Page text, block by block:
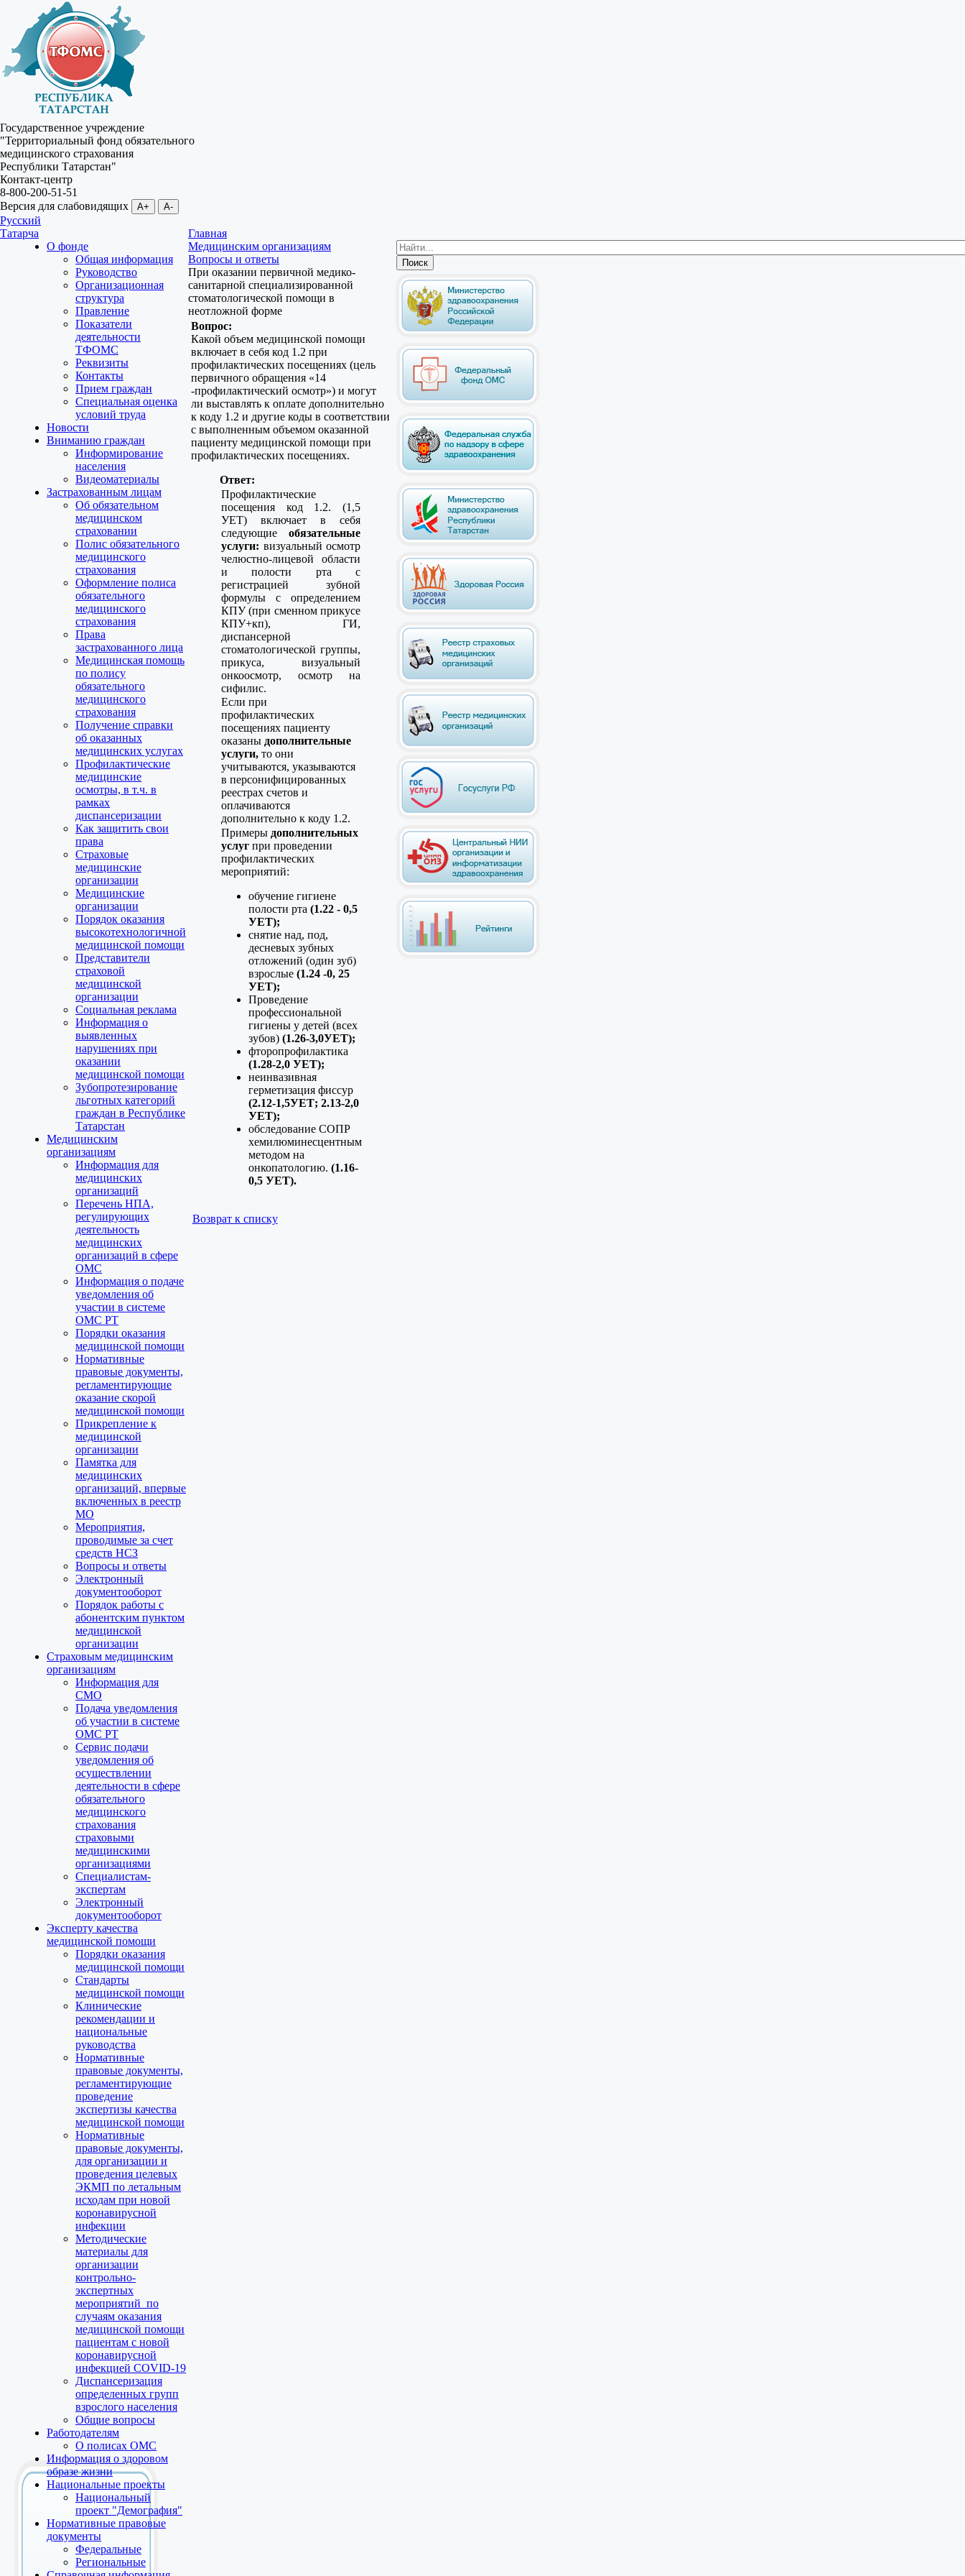
Государственное учреждение
"Территориальный фонд обязательного
медицинского страхования
Республики Татарстан"
Контакт-центр
8-800-200-51-51
Версия для слабовидящих
A+ A-
Русский
Татарча
О фонде
Общая информация
Руководство
Организационная
структура
Правление
Показатели
деятельности
ТФОМС
Реквизиты
Контакты
Прием граждан
Специальная оценка
условий труда
Новости
Вниманию граждан
Информирование
населения
Видеоматериалы
Застрахованным лицам
Об обязательном
медицинском
страховании
Полис обязательного
медицинского
страхования
Оформление полиса
обязательного
медицинского
страхования
Права
застрахованного лица
Медицинская помощь
по полису
обязательного
медицинского
страхования
Получение справки
об оказанных
медицинских услугах
Профилактические
медицинские
осмотры, в т.ч. в
рамках
диспансеризации
Как защитить свои
права
Страховые
медицинские
организации
Медицинские
организации
Порядок оказания
высокотехнологичной
медицинской помощи
Представители
страховой
медицинской
организации
Социальная реклама
Информация о
выявленных
нарушениях при
оказании
медицинской помощи
Зубопротезирование
льготных категорий
граждан в Республике
Татарстан
Медицинским
организациям
Информация для
медицинских
организаций
Перечень НПА,
регулирующих
деятельность
медицинских
организаций в сфере
ОМС
Информация о подаче
уведомления об
участии в системе
ОМС РТ
Порядки оказания
медицинской помощи
Нормативные
правовые документы,
регламентирующие
оказание скорой
медицинской помощи
Прикрепление к
медицинской
организации
Памятка для
медицинских
организаций, впервые
включенных в реестр
МО
Мероприятия,
проводимые за счет
средств НСЗ
Вопросы и ответы
Электронный
документооборот
Порядок работы с
абонентским пунктом
медицинской
организации
Страховым медицинским
организациям
Информация для
СМО
Подача уведомления
об участии в системе
ОМС РТ
Сервис подачи
уведомления об
осуществлении
деятельности в сфере
обязательного
медицинского
страхования
страховыми
медицинскими
организациями
Специалистам-
экспертам
Электронный
документооборот
Эксперту качества
медицинской помощи
Порядки оказания
медицинской помощи
Стандарты
медицинской помощи
Клинические
рекомендации и
национальные
руководства
Нормативные
правовые документы,
регламентирующие
проведение
экспертизы качества
медицинской помощи
Нормативные
правовые документы,
для организации и
проведения целевых
ЭКМП по летальным
исходам при новой
коронавирусной
инфекции
Методические
материалы для
организации
контрольно-
экспертных
мероприятий по
случаям оказания
медицинской помощи
пациентам с новой
коронавирусной
инфекцией COVID-19
Диспансеризация
определенных групп
взрослого населения
Общие вопросы
Работодателям
О полисах ОМС
Информация о здоровом
образе жизни
Национальные проекты
Национальный
проект "Демография"
Нормативные правовые
документы
Федеральные
Региональные
Главная
Медицинским организациям
Вопросы и ответы
При оказании первичной медико-
санитарной специализированной
стоматологической помощи в
неотложной форме
Вопрос:
Какой объем медицинской помощи
включает в себя код 1.2 при
профилактических посещениях (цель
первичного обращения «14
-профилактический осмотр») и могут
ли выставлять к оплате дополнительно
к коду 1.2 и другие коды в соответствии
с выполненным объемом оказанной
пациенту медицинской помощи при
профилактических посещениях.
Ответ:
Профилактические
посещения код 1.2. (1,5
УЕТ) включает в себя
следующиеобязательные
услуги: визуальный осмотр
челюстно-лицевой области
и полости рта с
регистрацией зубной
формулы с определением
КПУ (при сменном прикусе
КПУ+кп), ГИ,
диспансерной
стоматологической группы,
прикуса, визуальный
онкоосмотр, осмотр на
сифилис.
Если при
профилактических
посещениях пациенту
оказаны дополнительные
услуги,то они
учитываются, указываются
в персонифицированных
реестрах счетов и
оплачиваются
дополнительно к коду 1.2.
Примеры дополнительных
услугпри проведении
профилактических
мероприятий:
обучение гигиене
полости рта (1.22 - 0,5
УЕТ);
снятие над, под,
десневых зубных
отложений (один зуб)
взрослые (1.24 -0, 25
УЕТ);
Проведение
профессиональной
гигиены у детей (всех
зубов) (1.26-3,0УЕТ);
фторопрофилактика
(1.28-2,0 УЕТ);
неинвазивная
герметизация фиссур
(2.12-1,5УЕТ; 2.13-2,0
УЕТ);
обследование СОПР
хемилюминесцентным
методом на
онкопатологию. (1.16-
0,5 УЕТ).
Возврат к списку